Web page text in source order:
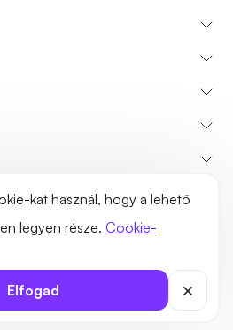
kat használ, hogy a lehető
legyen része. Cookie-
Elfogad
Webhelytérkép
jog fenntartva